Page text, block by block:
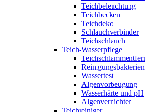
Teichbeleuchtung
Teichbecken
Teichdeko
Schlauchverbinder
Teichschlauch
Teich-Wasserpflege
Reinigungsbakterien
Wassertest
Algenvorbeugung
Wasserhärte und pH
Algenvernichter
Teichreiniger